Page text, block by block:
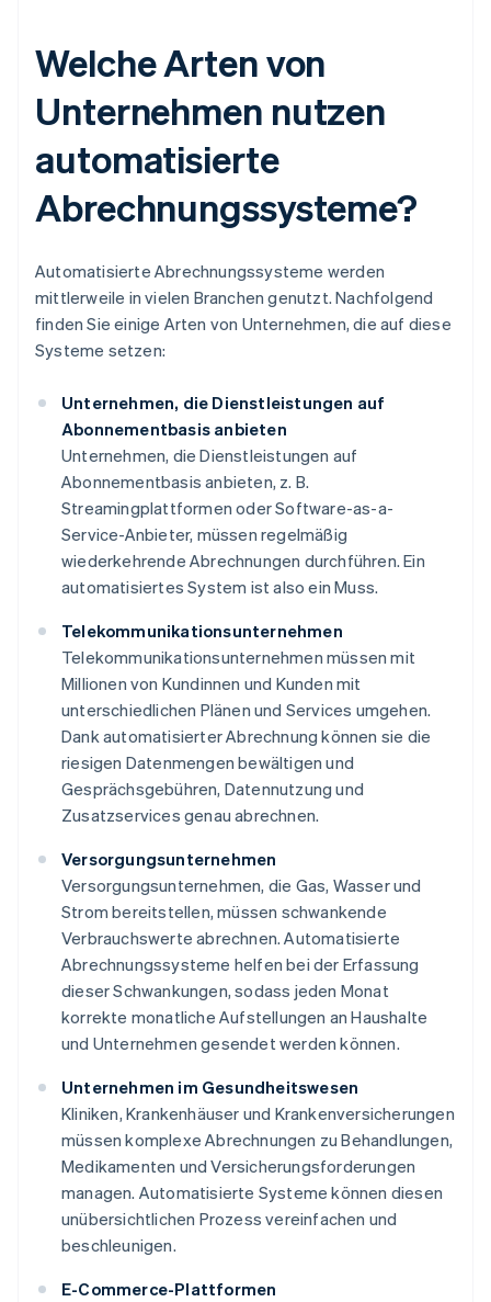
Welche Arten von
Unternehmen nutzen
automatisierte
Abrechnungssysteme?
Automatisierte Abrechnungssysteme werden
mittlerweile in vielen Branchen genutzt. Nachfolgend
finden Sie einige Arten von Unternehmen, die auf diese
Systeme setzen:
Unternehmen, die Dienstleistungen auf
Abonnementbasis anbieten
Unternehmen, die Dienstleistungen auf
Abonnementbasis anbieten, z. B.
Streamingplattformen oder Software-as-a-
Service-Anbieter, müssen regelmäßig
wiederkehrende Abrechnungen durchführen. Ein
automatisiertes System ist also ein Muss.
Telekommunikationsunternehmen
Telekommunikationsunternehmen müssen mit
Millionen von Kundinnen und Kunden mit
unterschiedlichen Plänen und Services umgehen.
Dank automatisierter Abrechnung können sie die
riesigen Datenmengen bewältigen und
Gesprächsgebühren, Datennutzung und
Zusatzservices genau abrechnen.
Versorgungsunternehmen
Versorgungsunternehmen, die Gas, Wasser und
Strom bereitstellen, müssen schwankende
Verbrauchswerte abrechnen. Automatisierte
Abrechnungssysteme helfen bei der Erfassung
dieser Schwankungen, sodass jeden Monat
korrekte monatliche Aufstellungen an Haushalte
und Unternehmen gesendet werden können.
Unternehmen im Gesundheitswesen
Kliniken, Krankenhäuser und Krankenversicherungen
müssen komplexe Abrechnungen zu Behandlungen,
Medikamenten und Versicherungsforderungen
managen. Automatisierte Systeme können diesen
unübersichtlichen Prozess vereinfachen und
beschleunigen.
E-Commerce-Plattformen